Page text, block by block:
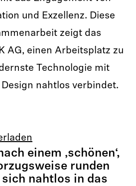
und Exzellenz. Diese
zeigt das
AG, einen Arbeitsplatz zu
Technologie mit
nahtlos verbindet.
einem ‚schönen‘,
runden
nahtlos in das